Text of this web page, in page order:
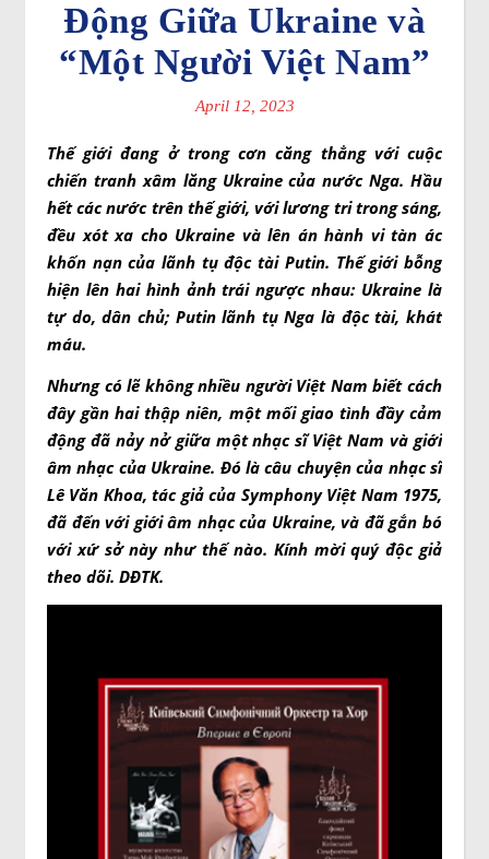
Động Giữa Ukraine và
“Một Người Việt Nam”
April 12, 2023
Thế giới đang ở trong cơn căng thẳng với cuộc
chiến tranh xâm lăng Ukraine của nước Nga. Hầu
hết các nước trên thế giới, với lương tri trong sáng,
đều xót xa cho Ukraine và lên án hành vi tàn ác
khốn nạn của lãnh tụ độc tài Putin. Thế giới bỗng
hiện lên hai hình ảnh trái ngược nhau: Ukraine là
tự do, dân chủ; Putin lãnh tụ Nga là độc tài, khát
máu.
Nhưng có lẽ không nhiều người Việt Nam biết cách
đây gần hai thập niên, một mối giao tình đầy cảm
động đã nảy nở giữa một nhạc sĩ Việt Nam và giới
âm nhạc của Ukraine. Đó là câu chuyện của nhạc sĩ
Lê Văn Khoa, tác giả của Symphony Việt Nam 1975,
đã đến với giới âm nhạc của Ukraine, và đã gắn bó
với xứ sở này như thế nào. Kính mời quý độc giả
theo dõi. DĐTK.